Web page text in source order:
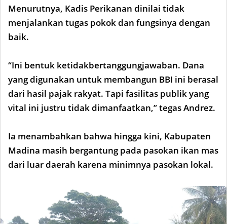
Menurutnya, Kadis Perikanan dinilai tidak
menjalankan tugas pokok dan fungsinya dengan
baik.
“Ini bentuk ketidakbertanggungjawaban. Dana
yang digunakan untuk membangun BBI ini berasal
dari hasil pajak rakyat. Tapi fasilitas publik yang
vital ini justru tidak dimanfaatkan,” tegas Andrez.
Ia menambahkan bahwa hingga kini, Kabupaten
Madina masih bergantung pada pasokan ikan mas
dari luar daerah karena minimnya pasokan lokal.